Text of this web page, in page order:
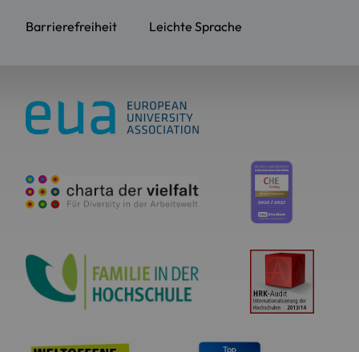
Barrierefreiheit Leichte Sprache